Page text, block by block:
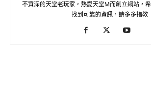
不資深的天堂老玩家，熱愛天堂M而創立網站，
找到可靠的資訊，請多多指教